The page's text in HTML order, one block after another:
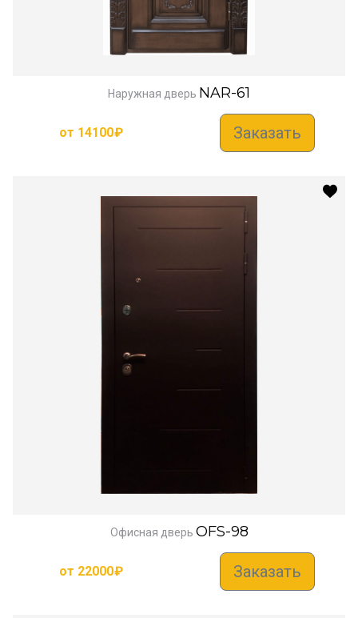
Наружная дверь NAR-61
от 14100₽ Заказать
Офисная дверь OFS-98
от 22000₽ Заказать